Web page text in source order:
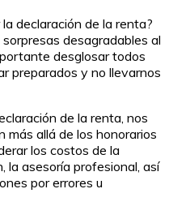
declaración de la renta?
desagradables al
desglosar todos
preparados y no llevarnos
de la renta, nos
allá de los honorarios
los costos de la
la asesoría profesional, así
por errores u